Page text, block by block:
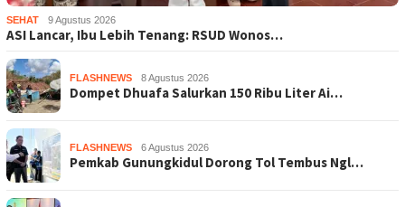
SEHAT 9 Agustus 2026
ASI Lancar, Ibu Lebih Tenang: RSUD Wonos…
FLASHNEWS 8 Agustus 2026
Dompet Dhuafa Salurkan 150 Ribu Liter Ai…
FLASHNEWS 6 Agustus 2026
Pemkab Gunungkidul Dorong Tol Tembus Ngl…